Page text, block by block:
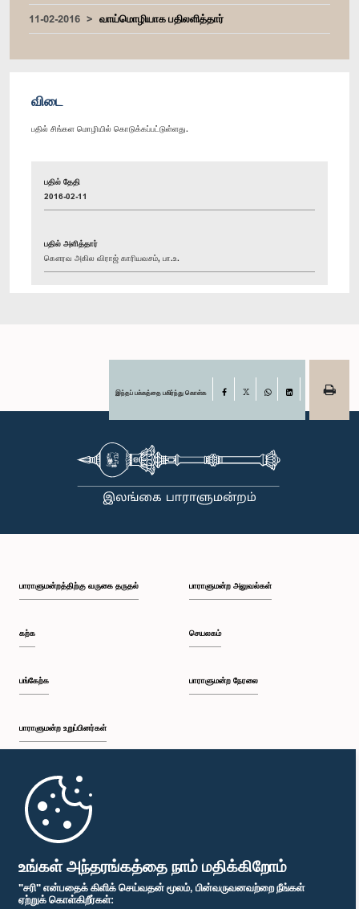
உங்கள் அந்தரங்கத்தை நாம் மதிக்கிறோம்
"சரி" என்பதைக் கிளிக் செய்வதன் மூலம், பின்வருவனவற்றை நீங்கள்
ஏற்றுக் கொள்கிறீர்கள்:
11-02-2016
வாய்மொழியாக பதிலளித்தார்
விடை
பதில் சிங்கள மொழியில் கொடுக்கப்பட்டுள்ளது.
பதில் தேதி
2016-02-11
பதில் அளித்தார்
கௌரவ அகில விராஜ் காரியவசம், பா.உ.
இந்தப் பக்கத்தை பகிர்ந்து கொள்க Facebook
பாராளுமன்றத்திற்கு வருகை தருதல்
கற்க
பங்கேற்க
பாராளுமன்ற உறுப்பினர்கள்
முதற்பக்கம்
பாராளுமன்ற அலுவல்கள்
செயலகம்
பாராளுமன்ற நேரலை
பாராளுமன்ற கையடக்க செயலி